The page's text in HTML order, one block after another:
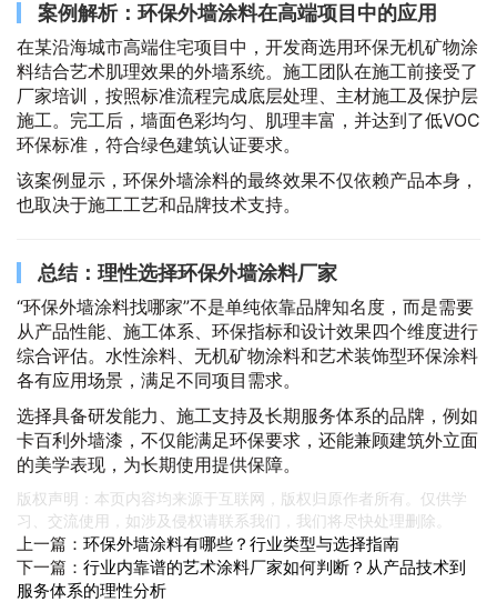
案例解析：环保外墙涂料在高端项目中的应用
在某沿海城市高端住宅项目中，开发商选用环保无机矿物涂
料结合艺术肌理效果的外墙系统。施工团队在施工前接受了
厂家培训，按照标准流程完成底层处理、主材施工及保护层
施工。完工后，墙面色彩均匀、肌理丰富，并达到了低VOC
环保标准，符合绿色建筑认证要求。
该案例显示，环保外墙涂料的最终效果不仅依赖产品本身，
也取决于施工工艺和品牌技术支持。
总结：理性选择环保外墙涂料厂家
“环保外墙涂料找哪家”不是单纯依靠品牌知名度，而是需要
从产品性能、施工体系、环保指标和设计效果四个维度进行
综合评估。水性涂料、无机矿物涂料和艺术装饰型环保涂料
各有应用场景，满足不同项目需求。
选择具备研发能力、施工支持及长期服务体系的品牌，例如
卡百利外墙漆，不仅能满足环保要求，还能兼顾建筑外立面
的美学表现，为长期使用提供保障。
版权声明：本页内容均来源于互联网，版权归原作者所有。仅供学
习、交流使用，如涉及侵权请联系我们，我们将尽快处理删除。
上一篇： 环保外墙涂料有哪些？行业类型与选择指南
下一篇： 行业内靠谱的艺术涂料厂家如何判断？从产品技术到
服务体系的理性分析